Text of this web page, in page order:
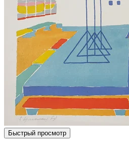
Быстрый просмотр